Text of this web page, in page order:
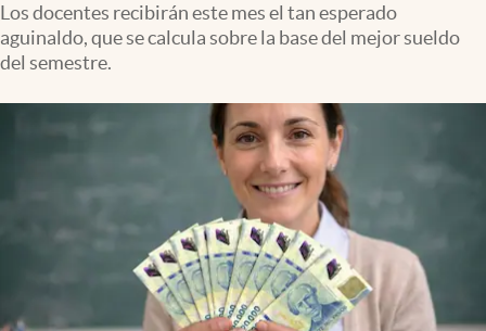
Apertura
Infotechnology
Mundial 2026
Eventos Corporativos
El Cronista Studio
Los docentes recibirán este mes el tan esperado
aguinaldo, que se calcula sobre la base del mejor sueldo
del semestre.